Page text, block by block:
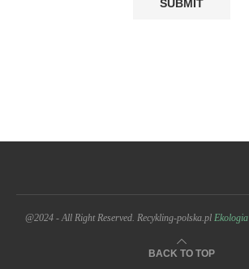
@2024 - All Right Reserved. Recykling-polska.pl
BACK TO TOP